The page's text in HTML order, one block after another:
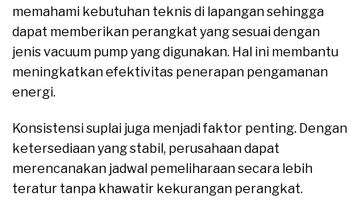
memahami kebutuhan teknis di lapangan sehingga
dapat memberikan perangkat yang sesuai dengan
jenis vacuum pump yang digunakan. Hal ini membantu
meningkatkan efektivitas penerapan pengamanan
energi.
Konsistensi suplai juga menjadi faktor penting. Dengan
ketersediaan yang stabil, perusahaan dapat
merencanakan jadwal pemeliharaan secara lebih
teratur tanpa khawatir kekurangan perangkat.